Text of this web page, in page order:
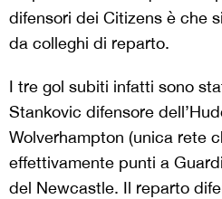
difensori dei Citizens è che
da colleghi di reparto.
I tre gol subiti infatti sono
Stankovic difensore
Wolverhampton (unica rete
effettivamente punti a
del Newcastle. Il reparto